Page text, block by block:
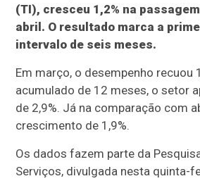
(TI), cresceu 1,2% na
abril. O resultado marca a
intervalo de seis meses.
Em março, o desempenho recuou
acumulado de 12 meses, o setor
de 2,9%. Já na comparação com
crescimento de 1,9%.
Os dados fazem parte da
Serviços, divulgada nesta quinta-